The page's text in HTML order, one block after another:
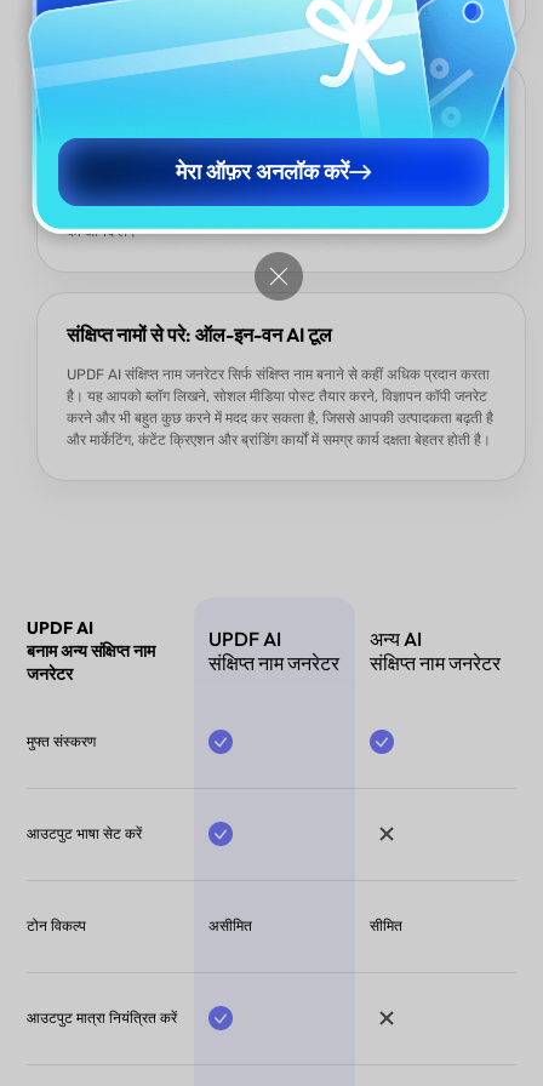
100 मुफ्त प्रॉम्प्ट, साइन-अप की आवश्यकता नहीं
UPDF AI संक्षिप्त नाम जनरेटर बिना साइन-अप के 100 मुफ्त प्रॉम्प्ट प्रदान करता
है। आप बिना किसी प्रतिबंध के किसी भी AI मॉडल का उपयोग कर सकते हैं, और
को आसानी से और बिना किसी लागत के जनरेट करने के लिए पूर्ण रचनात्मक स्वतंत्रता
का आनंद लें।
संक्षिप्त नामों से परे: ऑल-इन-वन AI टूल
UPDF AI संक्षिप्त नाम जनरेटर सिर्फ संक्षिप्त नाम बनाने से कहीं अधिक प्रदान करता
है। यह आपको ब्लॉग लिखने, सोशल मीडिया पोस्ट तैयार करने, विज्ञापन कॉपी जनरेट
करने और भी बहुत कुछ करने में मदद कर सकता है, जिससे आपकी उत्पादकता बढ़ती है
और मार्केटिंग, कंटेंट क्रिएशन और ब्रांडिंग कार्यों में समग्र कार्य दक्षता बेहतर होती है।
UPDF AI
बनाम अन्य संक्षिप्त नाम
जनरेटर
UPDF AI
संक्षिप्त नाम जनरेटर
अन्य AI
संक्षिप्त नाम जनरेटर
मुफ्त संस्करण
आउटपुट भाषा सेट करें
टोन विकल्प असीमित सीमित
आउटपुट मात्रा नियंत्रित करें
मेरा ऑफ़र अनलॉक करें